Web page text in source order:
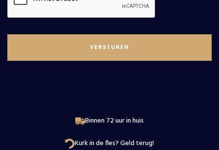
Beaujolais
Loire
Binnen 72 uur in huis
Kurk in de fles? Geld terug!